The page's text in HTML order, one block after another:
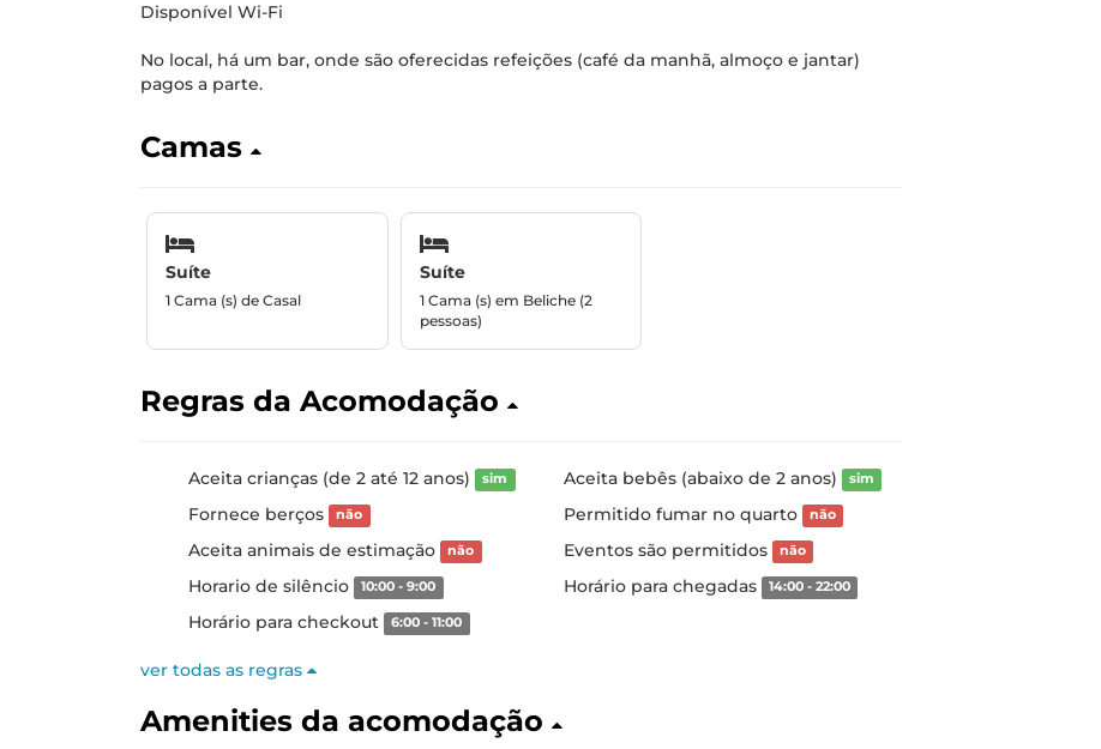
Disponível Wi-Fi
No local, há um bar, onde são oferecidas refeições (café da manhã, almoço e jantar)
pagos a parte.
Camas
Suíte
1 Cama (s) de Casal
Suíte
1 Cama (s) em Beliche (2
pessoas)
Regras da Acomodação
Aceita crianças (de 2 até 12 anos) sim Aceita bebês (abaixo de 2 anos) sim
Fornece berços não Permitido fumar no quarto não
Aceita animais de estimação não Eventos são permitidos não
Horario de silêncio 10:00 - 9:00 Horário para chegadas 14:00 - 22:00
Horário para checkout 6:00 - 11:00
ver todas as regras
Amenities da acomodação